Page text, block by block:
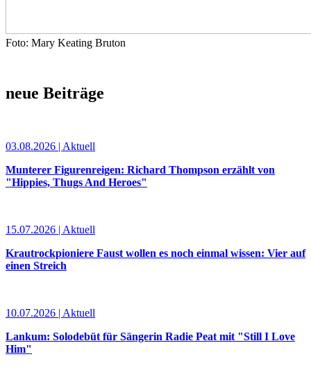
Foto: Mary Keating Bruton
neue Beiträge
03.08.2026 | Aktuell
Munterer Figurenreigen: Richard Thompson erzählt von
"Hippies, Thugs And Heroes"
15.07.2026 | Aktuell
Krautrockpioniere Faust wollen es noch einmal wissen: Vier auf
einen Streich
10.07.2026 | Aktuell
Lankum: Solodebüt für Sängerin Radie Peat mit "Still I Love
Him"